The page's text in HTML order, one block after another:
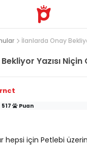
İlanlarda Onay
Yazısı Niçin
rnct
517 Puan
için Petlebi